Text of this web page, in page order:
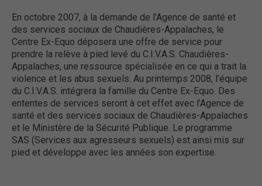
En octobre 2007, à la demande de l’Agence de santé et
des services sociaux de Chaudières-Appalaches, le
Centre Ex-Equo déposera une offre de service pour
prendre la relève à pied levé du C.I.V.A.S. Chaudières-
Appalaches, une ressource spécialisée en ce qui a trait la
violence et les abus sexuels. Au printemps 2008, l’équipe
du C.I.V.A.S. intégrera la famille du Centre Ex-Equo. Des
ententes de services seront à cet effet avec l’Agence de
santé et des services sociaux de Chaudières-Appalaches
et le Ministère de la Sécurité Publique. Le programme
SAS (Services aux agresseurs sexuels) est ainsi mis sur
pied et développe avec les années son expertise.